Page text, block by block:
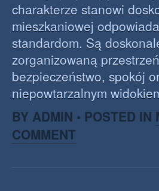
charakterze stanowi
mieszkaniowej
standardom. Są
zorganizowaną
bezpieczeństwo, spokój
niepowtarzalnym
BY ADMIN • POSTED IN
COMMENT